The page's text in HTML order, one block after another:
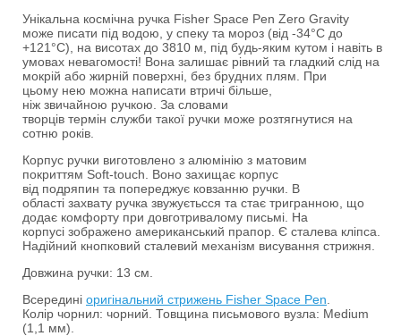
Унікальна космічна ручка Fisher Space Pen Zero Gravity
може писати під водою, у спеку та мороз (від -34°С до
+121°С), на висотах до 3810 м, під будь-яким кутом і навіть в
умовах невагомості! Вона залишає рівний та гладкий слід на
мокрій або жирній поверхні, без брудних плям. При
цьому нею можна написати втричі більше,
ніж звичайною ручкою. За словами
творців термін служби такої ручки може розтягнутися на
сотню років.
Корпус ручки виготовлено з алюмінію з матовим
покриттям Soft-touch. Воно захищає корпус
від подряпин та попереджує ковзанню ручки. В
області захвату ручка звужуєтьсся та стає тригранною, що
додає комфорту при довготривалому письмі. На
корпусі зображено американський прапор. Є сталева кліпса.
Надійний кнопковий сталевий механізм висування стрижня.
Довжина ручки: 13 см.
Всередині оригінальний стрижень Fisher Space Pen
Колір чорнил: чорний. Товщина письмового вузла: Medium
(1,1 мм).